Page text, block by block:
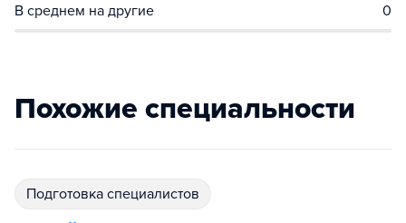
В среднем на другие 0
Похожие специальности
подготовка специалистов